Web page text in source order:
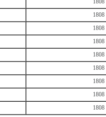
1808
1808
1808
1808
1808
1808
1808
1808
1808